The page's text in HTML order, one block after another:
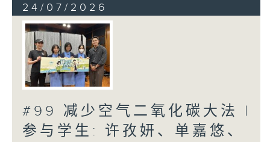
24/07/2026
#99 减少空气二氧化碳大法 |
参与学生: 许孜妍、单嘉悠、